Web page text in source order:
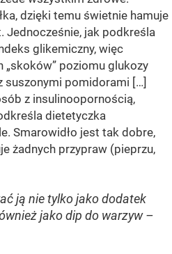
dzięki temu świetnie hamuje
Jednocześnie, jak podkreśla
glikemiczny, więc
„skoków” poziomu glukozy
suszonymi pomidorami […]
z insulinoopornością,
dietetyczka
Smarowidło jest tak dobre,
żadnych przypraw (pieprzu,
ją nie tylko jako dodatek
jako dip do warzyw –